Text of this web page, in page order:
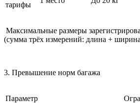
тарифы
Максимальные размеры
(сумма трёх измерений: длина +
3. Превышение норм багажа
Параметр